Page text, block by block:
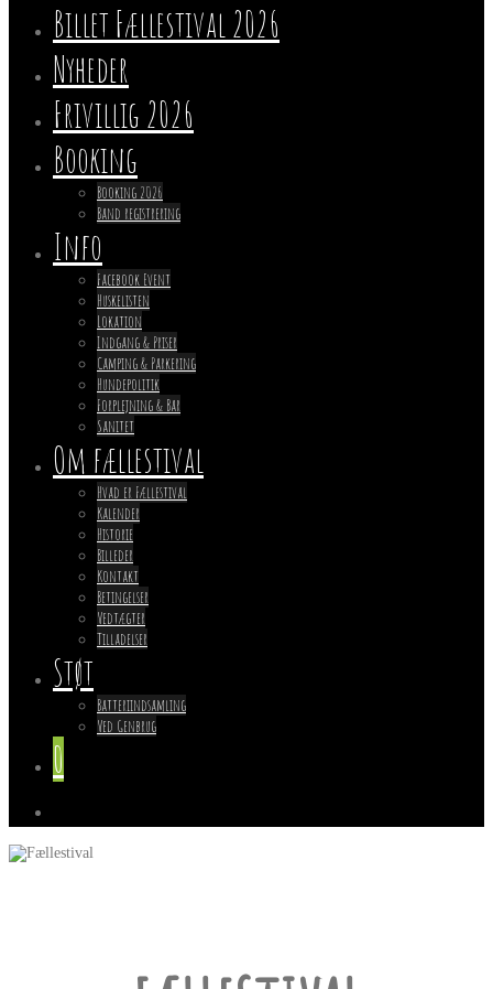
Billet Fællestival 2026
Nyheder
Frivillig 2026
Booking
Booking 2026
Band registrering
Info
Facebook Event
Huskelisten
Lokation
Indgang & Priser
Camping & Parkering
Hundepolitik
Forplejning & Bar
Sanitet
Om fællestival
Hvad er Fællestival
Kalender
Historie
Billeder
Kontakt
Betingelser
Vedtægter
Tilladelser
Støt
Batteriindsamling
Ved Genbrug
0